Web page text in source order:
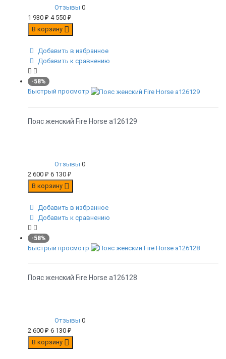
Отзывы 0
1 930 ₽ 4 550 ₽
В корзину
Добавить в избранное
Добавить к сравнению
-58%
Быстрый просмотр
Пояс женский Fire Horse а126129
Отзывы 0
2 600 ₽ 6 130 ₽
В корзину
Добавить в избранное
Добавить к сравнению
-58%
Быстрый просмотр
Пояс женский Fire Horse а126128
Отзывы 0
2 600 ₽ 6 130 ₽
В корзину